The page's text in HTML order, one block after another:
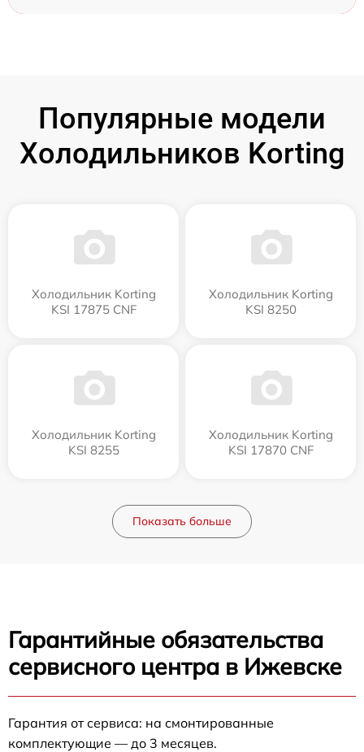
Популярные модели
Холодильников Korting
Холодильник Korting
KSI 17875 CNF
Холодильник Korting
KSI 8250
Холодильник Korting
KSI 8255
Холодильник Korting
KSI 17870 CNF
Показать больше
Гарантийные обязательства
сервисного центра в Ижевске
Гарантия от сервиса: на смонтированные
комплектующие — до 3 месяцев.